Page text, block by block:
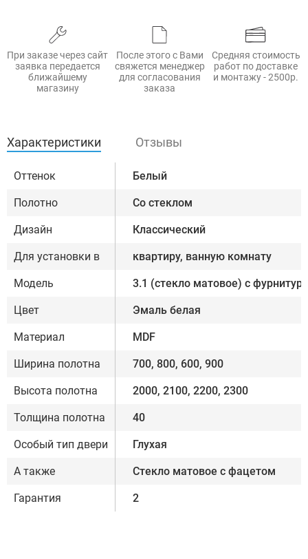
При заказе через сайт
заявка передается
ближайшему
магазину
После этого с Вами
свяжется менеджер
для согласования
заказа
Средняя стоимость
работ по доставке
и монтажу - 2500р.
Характеристики Отзывы
Оттенок Белый
Полотно Со стеклом
Дизайн Классический
Для установки в квартиру, ванную комнату
Модель 3.1 (стекло матовое) с
Цвет Эмаль белая
Материал MDF
Ширина полотна 700, 800, 600, 900
Высота полотна 2000, 2100, 2200, 2300
Толщина полотна 40
Особый тип двери Глухая
А также Стекло матовое с фацетом
Гарантия 2